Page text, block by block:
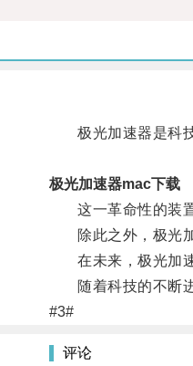
极光加速器是科技
极光加速器mac下载
这一革命性的装置
除此之外，极光加
在未来，极光加速
随着科技的不断进
#3#
评论